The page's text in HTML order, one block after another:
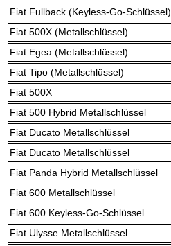
Fiat Fullback (Keyless-Go-Schlüssel)
Fiat 500X (Metallschlüssel)
Fiat Egea (Metallschlüssel)
Fiat Tipo (Metallschlüssel)
Fiat 500X
Fiat 500 Hybrid Metallschlüssel
Fiat Ducato Metallschlüssel
Fiat Ducato Metallschlüssel
Fiat Panda Hybrid Metallschlüssel
Fiat 600 Metallschlüssel
Fiat 600 Keyless-Go-Schlüssel
Fiat Ulysse Metallschlüssel